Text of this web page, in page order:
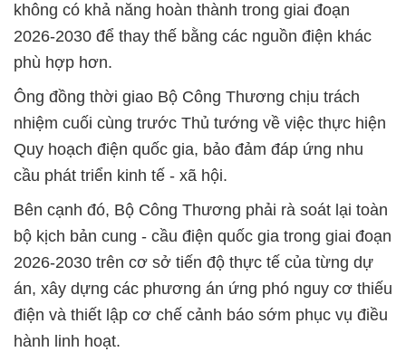
không có khả năng hoàn thành trong giai đoạn
2026-2030 để thay thế bằng các nguồn điện khác
phù hợp hơn.
Ông đồng thời giao Bộ Công Thương chịu trách
nhiệm cuối cùng trước Thủ tướng về việc thực hiện
Quy hoạch điện quốc gia, bảo đảm đáp ứng nhu
cầu phát triển kinh tế - xã hội.
Bên cạnh đó, Bộ Công Thương phải rà soát lại toàn
bộ kịch bản cung - cầu điện quốc gia trong giai đoạn
2026-2030 trên cơ sở tiến độ thực tế của từng dự
án, xây dựng các phương án ứng phó nguy cơ thiếu
điện và thiết lập cơ chế cảnh báo sớm phục vụ điều
hành linh hoạt.